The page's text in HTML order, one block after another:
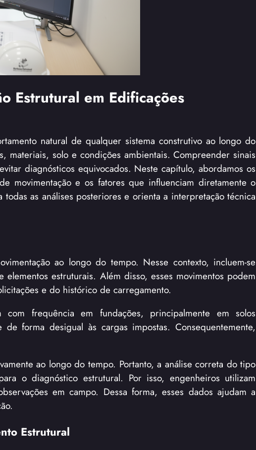
Estrutural em Edificações
natural de qualquer sistema construtivo ao longo do
materiais, solo e condições ambientais. Compreender sinais
diagnósticos equivocados. Neste capítulo, abordamos os
movimentação e os fatores que influenciam diretamente o
as análises posteriores e orienta a interpretação técnica
ao longo do tempo. Nesse contexto, incluem-se
estruturais. Além disso, esses movimentos podem
e do histórico de carregamento.
com frequência em fundações, principalmente em solos
forma desigual às cargas impostas. Consequentemente,
ao longo do tempo. Portanto, a análise correta do tipo
o diagnóstico estrutural. Por isso, engenheiros utilizam
em campo. Dessa forma, esses dados ajudam a
Estrutural